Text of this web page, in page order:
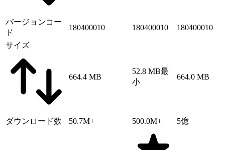
バージョンコー
ド
180400010 180400010 180400010
サイズ
664.4 MB
52.8 MB最
小
664.0 MB
ダウンロード数 50.7M+ 500.0M+ 5億